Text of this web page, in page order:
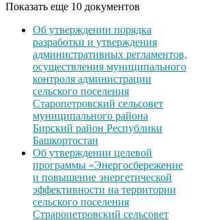
Показать еще 10 документов
Об утверждении порядка
разработки и утверждения
административных регламентов,
осуществления муниципального
контроля администрации
сельского поселения
Старопетровский сельсовет
муниципального района
Бирский район Республики
Башкортостан
Об утверждении целевой
программы «Энергосбережение
и повышение энергетической
эффективности на территории
сельского поселения
Страропетровский сельсовет